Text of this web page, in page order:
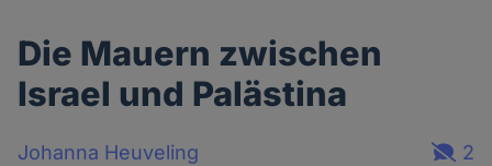
Die Mauern zwischen
Israel und Palästina
Johanna Heuveling
2